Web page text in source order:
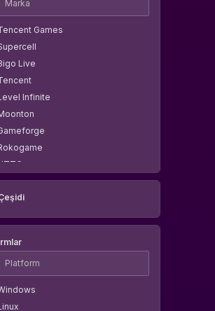
Games
Live
Infinite
Games
Games
Paribu